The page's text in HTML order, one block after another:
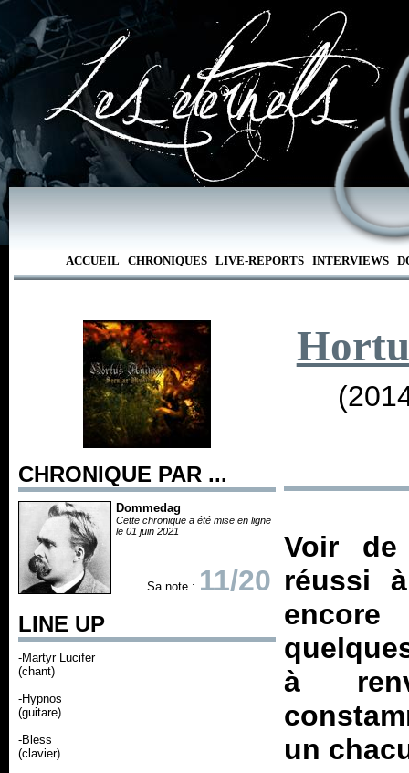
ACCUEIL CHRONIQUES LIVE-REPORTS INTERVIEWS
CHRONIQUE PAR ...
Dommedag
Cette chronique a été mise en ligne
le 01 juin 2021
Sa note : 11/20
LINE UP
-Martyr Lucifer
(chant)
-Hypnos
(guitare)
-Bless
(clavier)
Voir
réussi
à
un